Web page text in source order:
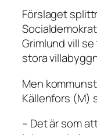
Förslaget
Grimlund vill
stora
Men
Källenfors (M)
– Det är som